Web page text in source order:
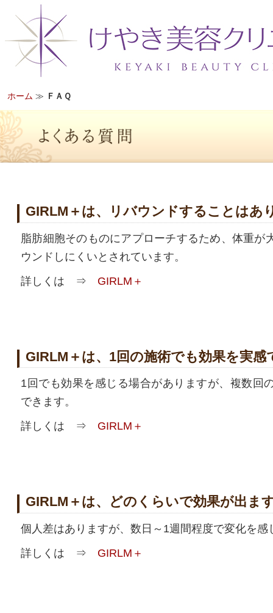
ホーム ≫ ＦＡＱ
GIRLM＋は、リバウンドすることはあ
脂肪細胞そのものにアプローチするため、体重が
ウンドしにくいとされています。
詳しくは ⇒ GIRLM＋
GIRLM＋は、1回の施術でも効果を実感
1回でも効果を感じる場合がありますが、複数回
できます。
詳しくは ⇒ GIRLM＋
GIRLM＋は、どのくらいで効果が出ま
個人差はありますが、数日～1週間程度で変化を感
詳しくは ⇒ GIRLM＋